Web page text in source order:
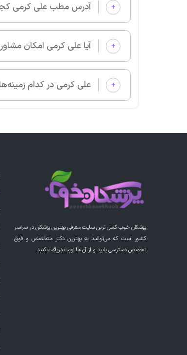
+ آدرس مطب علی کرمی کجا است؟
+ آیا علی کرمی امکان مشاوره آنلاین دارد؟
+ علی کرمی در کدام زمینه‌های پزشکی بیمار می‌پذیرد؟
پزشکان خوب کامل ترین سایت معرفی بهترین پزشکان در سراسر
کشور است که می‌توانید به بهترین دکتر متخصص و فوق
تخصص دسترسی یابید و از آن ها نوبت دریافت کنید